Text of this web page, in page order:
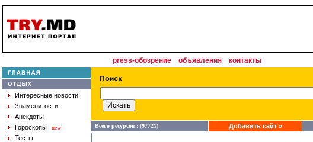
press-обозрение объявления контакты
Интересные новости
Знаменитости
Анекдоты
Гороскопы
new
Тесты
Всего ресурсов : (97721) Добавить сайт »